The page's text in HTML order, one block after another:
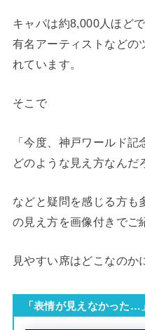
キャパは約8,000人ほど
有名アーティストなどの
れています。
そこで
「今度、神戸ワールド
どのような見え方なんだ
などと疑問を感じる方も
の見え方を画像付きでご
見やすい席はどこなのか
「表情が見えなかった…